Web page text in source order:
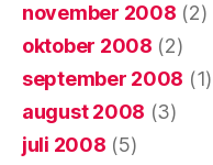
november 2008 (2)
oktober 2008 (2)
september 2008 (1)
august 2008 (3)
juli 2008 (5)